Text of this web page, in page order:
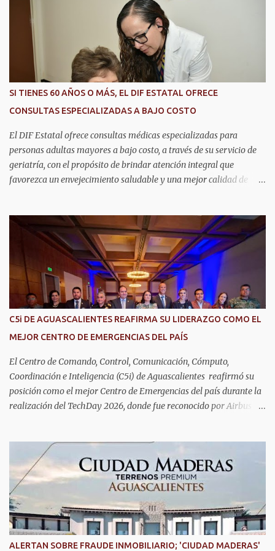
SI TIENES 60 AÑOS O MÁS, EL DIF ESTATAL OFRECE
CONSULTAS ESPECIALIZADAS A BAJO COSTO
El DIF Estatal ofrece consultas médicas especializadas para
personas adultas mayores a bajo costo, a través de su servicio de
geriatría, con el propósito de brindar atención integral que
favorezca un envejecimiento saludable y una mejor calidad de
fundamentalmente en la prevención, el diagnóstico y tratamiento
de las enfermedades más comunes en las personas mayores de 60
años, como diabetes, hipertensión, deterioro cognitivo y
alzhéimer, entre otros padecimientos. "Nuestros adultos mayores
son el corazón de muchas familias y merecen todo nuestro respeto,
cuidado y reconocimiento; por eso, en el DIF Estatal impulsamos
servicios que les ayuden a cuidar su salud y a vivir esta etapa con
presidenta del DIF Estatal. Para acceder al servicio, las y los
interesados deben acudir a la Dirección de Servi...
C5i DE AGUASCALIENTES REAFIRMA SU LIDERAZGO COMO EL
MEJOR CENTRO DE EMERGENCIAS DEL PAÍS
El Centro de Comando, Control, Comunicación, Cómputo,
Coordinación e Inteligencia (C5i) de Aguascalientes reafirmó su
posición como el mejor Centro de Emergencias del país durante la
realización del TechDay 2026, donde fue reconocido por Airbus
seguridad pública y la atención de emergencias. Este encuentro
reunió a autoridades, especialistas nacionales e internacionales y
representantes de instituciones de seguridad para intercambiar
conocimientos y conocer las tendencias más avanzadas en la
materia. La titular del C5i, Michelle Olmos Álvarez, señaló que este
reconocimiento es resultado de la capacidad operativa, la
infraestructura tecnológica de vanguardia y los modelos
ALERTAN SOBRE FRAUDE INMOBILIARIO; 'CIUDAD MADERAS'